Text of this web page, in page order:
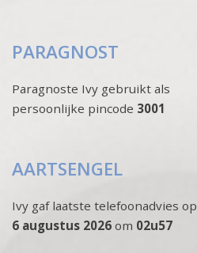
PARAGNOST
Paragnoste Ivy gebruikt als
persoonlijke pincode 3001
AARTSENGEL
Ivy gaf laatste telefoonadvies op
6 augustus 2026 om 02u57